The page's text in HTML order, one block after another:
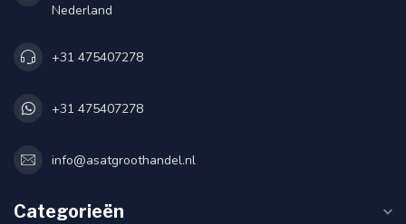
Nederland
+31 475407278
+31 475407278
info@asatgroothandel.nl
Categorieën